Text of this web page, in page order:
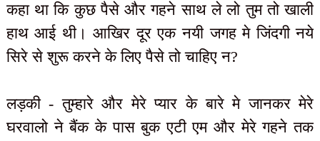
कहा था कि कुछ पैसे और गहने साथ ले लो तुम तो खाली
हाथ आई थी। आखिर दूर एक नयी जगह मे जिंदगी नये
सिरे से शुरू करने के लिए पैसे तो चाहिए न?
लड़की - तुम्हारे और मेरे प्यार के बारे मे जानकर मेरे
घरवालो ने बैंक के पास बुक एटी एम और मेरे गहने तक